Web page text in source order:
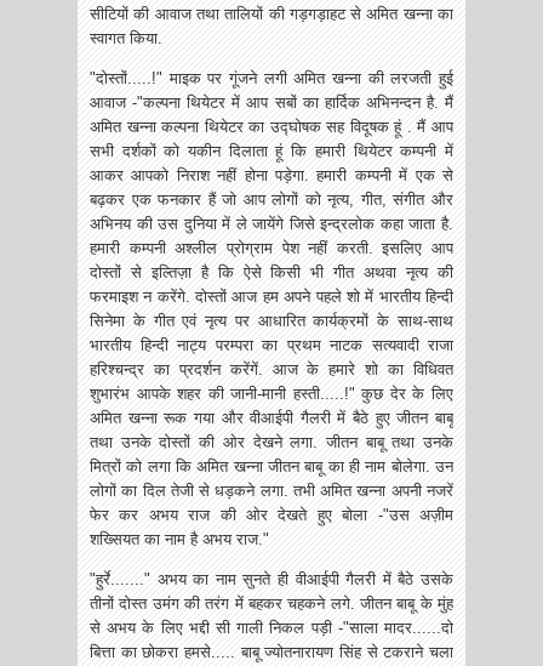
सीटियों की आवाज तथा तालियों की गड़गड़ाहट से अमित खन्ना का
स्वागत किया.
"दोस्तों.....!" माइक पर गूंजने लगी अमित खन्ना की लरजती हुई
आवाज -"कल्पना थियेटर में आप सबों का हार्दिक अभिनन्दन है. मैं
अमित खन्ना कल्पना थियेटर का उद्घोषक सह विदूषक हूं . मैं आप
सभी दर्शकों को यकीन दिलाता हूं कि हमारी थियेटर कम्पनी में
आकर आपको निराश नहीं होना पड़ेगा. हमारी कम्पनी में एक से
बढ़कर एक फनकार हैं जो आप लोगों को नृत्य, गीत, संगीत और
अभिनय की उस दुनिया में ले‌ जायेंगे जिसे इन्द्रलोक कहा जाता है.
हमारी कम्पनी अश्लील प्रोग्राम पेश नहीं करती. इसलिए आप
दोस्तों से इल्तिज़ा है कि ऐसे किसी भी गीत अथवा नृत्य की
फरमाइश न करेंगे. दोस्तों आज हम अपने पहले शो में भारतीय हिन्दी
सिनेमा के गीत एवं नृत्य पर आधारित कार्यक्रमों के साथ-साथ
भारतीय हिन्दी नाट्य परम्परा का प्रथम नाटक सत्यवादी राजा
हरिश्चन्द्र का प्रदर्शन करेंगें. आज के हमारे शो का विधिवत
शुभारंभ आपके शहर की जानी-मानी हस्ती.....!" कुछ देर के लिए
अमित खन्ना रूक गया और वीआईपी गैलरी में बैठे हुए जीतन बाबू
तथा उनके दोस्तों की ओर देखने लगा. जीतन बाबू तथा उनके
मित्रों को लगा कि अमित खन्ना जीतन बाबू का ही नाम बोलेगा. उन
लोगों का दिल तेजी से धड़कने लगा. तभी अमित खन्ना अपनी नजरें
फेर कर अभय राज की ओर देखते हुए बोला -"उस अज़ीम
शख्सियत का नाम है अभय राज."
"हुर्रे......." अभय का नाम सुनते ही वीआईपी गैलरी में बैठे उसके
तीनों दोस्त उमंग की तरंग में बहकर चहकने लगे. जीतन बाबू के मुंह
से अभय के लिए भद्दी सी गाली निकल पड़ी -"साला मादर......दो
बित्ता का छोकरा हमसे..... बाबू ज्योतनारायण सिंह से टकराने चला